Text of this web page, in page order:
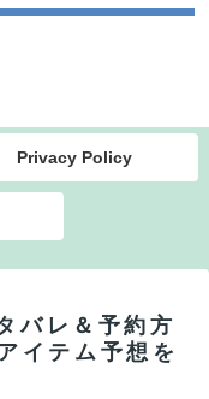
Privacy Policy
バレ＆予約方
イテム予想を